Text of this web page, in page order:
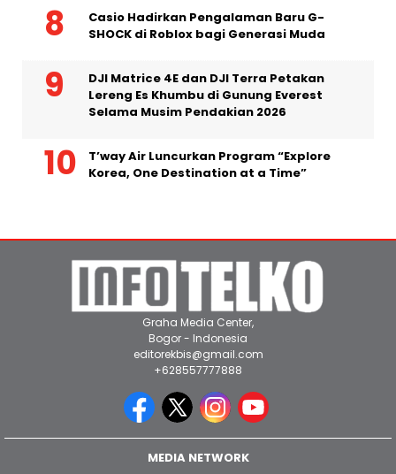
Casio Hadirkan Pengalaman Baru G-
SHOCK di Roblox bagi Generasi Muda
DJI Matrice 4E dan DJI Terra Petakan
Lereng Es Khumbu di Gunung Everest
Selama Musim Pendakian 2026
T’way Air Luncurkan Program “Explore
Korea, One Destination at a Time”
Graha Media Center,
Bogor - Indonesia
editorekbis@gmail.com
+628557777888
MEDIA NETWORK